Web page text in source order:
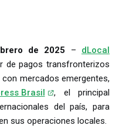
de 2025 – dLocal
de pagos transfronterizos
mercados emergentes,
Brasil
, el principal
del país, para
sus operaciones locales.